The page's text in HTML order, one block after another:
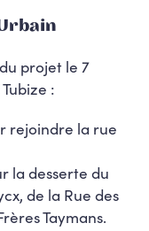
projet le 7
:
rejoindre la rue
la desserte du
de la Rue des
Taymans.